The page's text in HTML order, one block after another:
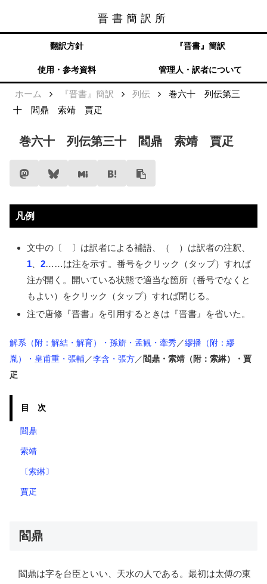
晋書簡訳所
翻訳方針 『晋書』簡訳
使用・参考資料 管理人・訳者について
ホーム 『晋書』簡訳 列伝
巻六十 列伝第三
十 閻鼎 索靖 賈疋
巻六十 列伝第三十 閻鼎 索靖 賈疋
凡例
文中の〔 〕は訳者による補語、（ ）は訳者の注釈、
1
2……は注を示す。番号をクリック（タップ）すれば
注が開く。開いている状態で適当な箇所（番号でなくと
もよい）をクリック（タップ）すれば閉じる。
注で唐修『晋書』を引用するときは『晋書』を省いた。
解系（附：解結・解育）・孫旂・孟観・牽秀／繆播（附：繆
胤）・皇甫重・張輔／李含・張方／ 閻鼎・索靖（附：索綝）・賈
疋
目 次
閻鼎
索靖
〔索綝〕
賈疋
閻鼎
閻鼎は字を台臣といい、天水の人である。最初は太傅の東
晋書簡訳所